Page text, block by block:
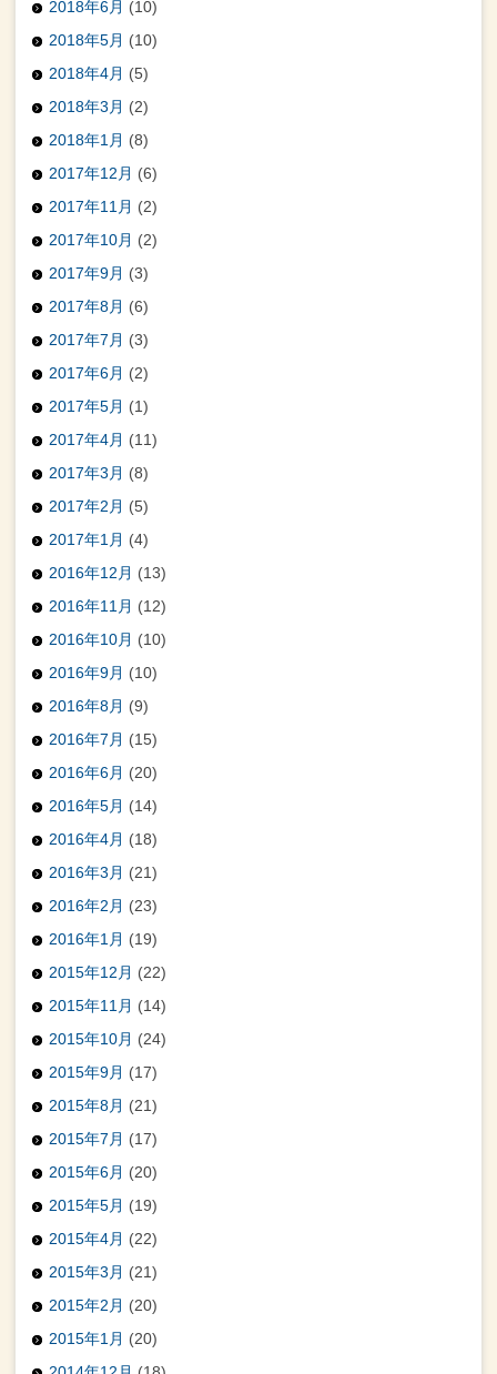
2018年6月 (10)
2018年5月 (10)
2018年4月 (5)
2018年3月 (2)
2018年1月 (8)
2017年12月 (6)
2017年11月 (2)
2017年10月 (2)
2017年9月 (3)
2017年8月 (6)
2017年7月 (3)
2017年6月 (2)
2017年5月 (1)
2017年4月 (11)
2017年3月 (8)
2017年2月 (5)
2017年1月 (4)
2016年12月 (13)
2016年11月 (12)
2016年10月 (10)
2016年9月 (10)
2016年8月 (9)
2016年7月 (15)
2016年6月 (20)
2016年5月 (14)
2016年4月 (18)
2016年3月 (21)
2016年2月 (23)
2016年1月 (19)
2015年12月 (22)
2015年11月 (14)
2015年10月 (24)
2015年9月 (17)
2015年8月 (21)
2015年7月 (17)
2015年6月 (20)
2015年5月 (19)
2015年4月 (22)
2015年3月 (21)
2015年2月 (20)
2015年1月 (20)